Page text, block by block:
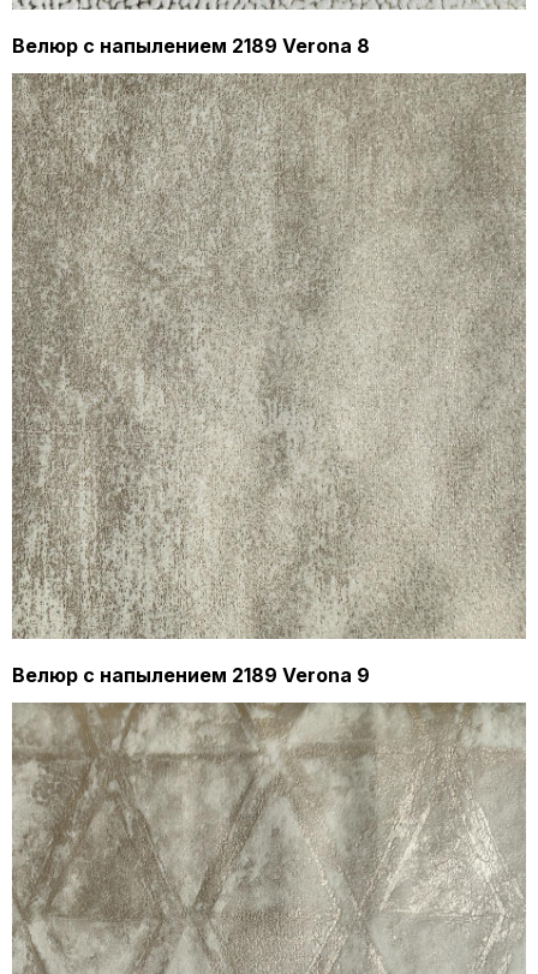
Велюр с напылением 2189 Verona 8
Велюр с напылением 2189 Verona 9